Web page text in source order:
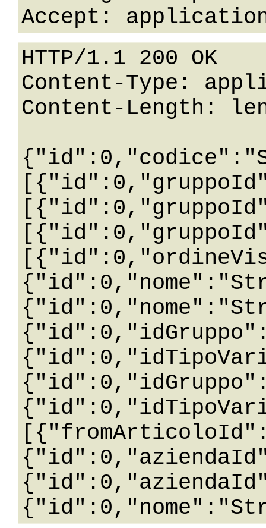
HTTP/1.1 200 OK
Content-Type:
Content-Length: